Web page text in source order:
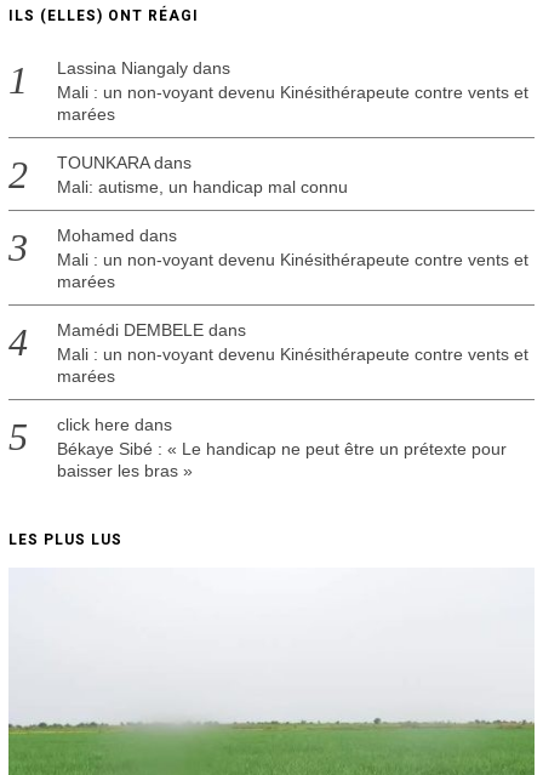
ILS (ELLES) ONT RÉAGI
Lassina Niangalydans
Mali : un non-voyant devenu Kinésithérapeute contre vents et
marées
TOUNKARAdans
Mali: autisme, un handicap mal connu
Mohamed dans
Mali : un non-voyant devenu Kinésithérapeute contre vents et
marées
Mamédi DEMBELEdans
Mali : un non-voyant devenu Kinésithérapeute contre vents et
marées
click here dans
Békaye Sibé : « Le handicap ne peut être un prétexte pour
baisser les bras »
LES PLUS LUS